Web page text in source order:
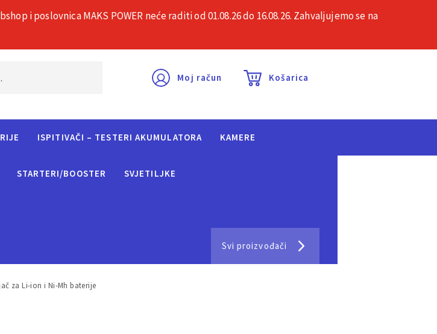
O nama Česta pitanja Kontakt
Moj račun Košarica
ISPITIVAČI – TESTERI AKUMULATORA KAMERE
STARTERI/BOOSTER SVJETILJKE
Svi proizvođači
za Li-ion i Ni-Mh baterije
i poslovnica MAKS POWER neće raditi od 01.08.26 do 16.08.26. Zahvaljujemo se na